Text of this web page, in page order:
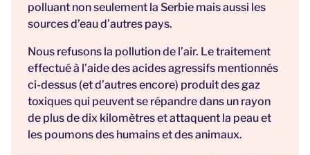
polluant non seulement la Serbie mais aussi les
sources d’eau d’autres pays.
Nous refusons la pollution de l’air. Le traitement
effectué à l’aide des acides agressifs mentionnés
ci-dessus (et d’autres encore) produit des gaz
toxiques qui peuvent se répandre dans un rayon
de plus de dix kilomètres et attaquent la peau et
les poumons des humains et des animaux.